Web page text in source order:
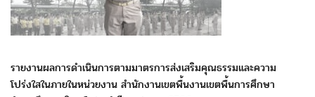
รายงานผลการดำเนินการตามมาตรการส่งเสริมคุณธรรมและความ
โปร่งใสในภายในหน่วยงาน สำนักงานเขตพื้นงานเขตพื้นการศึกษา